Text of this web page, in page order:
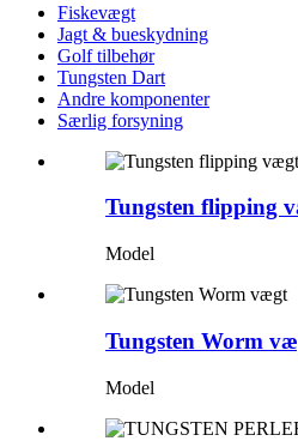
Fiskevægt
Jagt & bueskydning
Golf tilbehør
Tungsten Dart
Andre komponenter
Særlig forsyning
Tungsten flipping
Model
Tungsten Worm
Model